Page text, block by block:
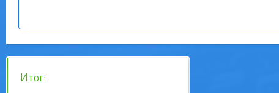
Итог: